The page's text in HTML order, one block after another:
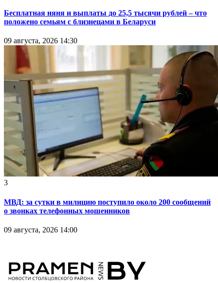
Бесплатная няня и выплаты до 25,5 тысячи рублей – что
положено семьям с близнецами в Беларуси
09 августа, 2026 14:30
3
МВД: за сутки в милицию поступило около 200 сообщений
о звонках телефонных мошенников
09 августа, 2026 14:00